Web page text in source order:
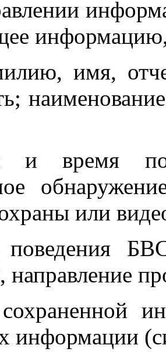
имя,
и время
или
поведения
направление
информации